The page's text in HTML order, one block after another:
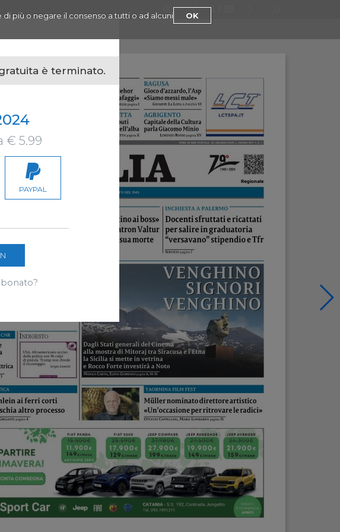
più o negare il consenso a tutti o ad alcuni
OK
1
è terminato.
€ 5.99
PAYPAL